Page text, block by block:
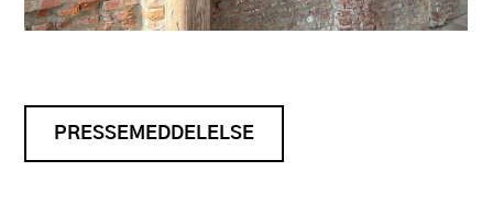
PRESSEMEDDELELSE